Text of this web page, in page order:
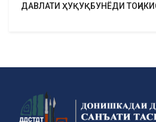
ДАВЛАТИ ҲУҚУҚБУНЁДИ